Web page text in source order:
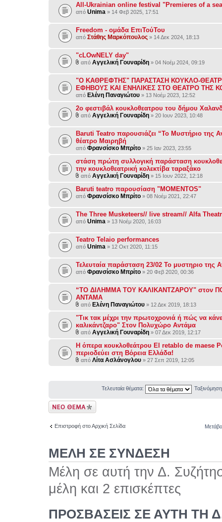
All-Ukrainian online festival "Premieres of a
από Unima » 14 Φεβ 2025, 17:51
Freedom - ομάδα ΕπιΤούΤου
από Στάθης Μαρκόπουλος » 14 Δεκ 2024, 18:13
"cLOwNELY day"
από Αγγελική Γουναρίδη » 04 Νοέμ 2024, 09:19
"Ο ΚΑΘΡΕΦΤΗΣ" ΠΑΡΑΣΤΑΣΗ ΚΟΥΚΛΟ-
ΕΦΗΒΟΥΣ ΚΑΙ ΕΝΗΛΙΚΕΣ ΣΤΟ ΘΕΑΤΡΟ ΤΗΣ
από Ελένη Παναγιώτου » 13 Νοέμ 2023, 12:52
2ο φεστιβάλ κουκλοθεατρου του δήμου
από Αγγελική Γουναρίδη » 20 Ιουν 2023, 10:48
Baruti Teatro παρουσιάζει “Το Μυστήριο της
θέατρο Μαιρηβή
από Φρανσίσκο Μπρίτο » 25 Ιαν 2023, 23:55
στάση πρώτη συλλογική παράσταση
την κουκλοθεατρική κολεκτίβα ταραξάκο
από Αγγελική Γουναρίδη » 15 Ιουν 2022, 12:18
Baruti teatro παρουσίαση "MOMENTOS"
από Φρανσίσκο Μπρίτο » 08 Νοέμ 2021, 22:47
The Three Musketeers// live stream// Alfa
από Unima » 13 Νοέμ 2020, 16:03
Teatro Telaio performances
από Unima » 12 Οκτ 2020, 11:15
Τελευταία παράσταση 23/02 Το μυστηριο της
από Φρανσίσκο Μπρίτο » 20 Φεβ 2020, 00:36
“ΤΟ ΔΙΛΗΜΜΑ ΤΟΥ ΚΑΛΙΚΑΝΤΖΑΡΟΥ" στον
ΑΝΤΑΜΑ
από Ελένη Παναγιώτου » 12 Δεκ 2019, 18:13
"Τικ τακ μέχρι την πρωτοχρονιά ή πώς να
καλικάντζαρο" Στον Πολυχώρο Αντάμα
από Αγγελική Γουναρίδη » 07 Δεκ 2019, 12:17
Η όπερα κουκλοθεάτρου El retablo de maese
περιοδεύει στη Βόρεια Ελλάδα!
από Λίτα Ασλάνογλου » 27 Σεπ 2019, 12:05
Τελευταία θέματα:
Δημιουργία νέου
θέματος
Επιστροφή στο Αρχική Σελίδα
ΜΕΛΗ ΣΕ ΣΥΝΔΕΣΗ
Μέλη σε αυτή την Δ.
μέλη και 2 επισκέπτες
ΠΡΟΣΒΆΣΕΙΣ ΣΕ ΑΥΤΉ ΤΗ